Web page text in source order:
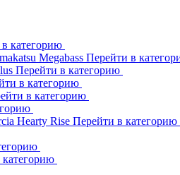
категорию
Megabass Перейти в
Перейти в категорию
в категорию
в категорию
Hearty Rise Перейти в категорию